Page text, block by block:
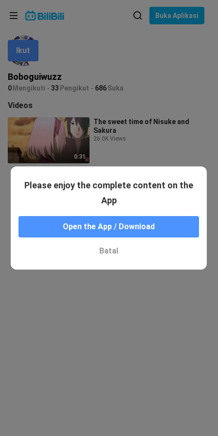
Buka Aplikasi
Boboguiwuzz
0 Mengikuti 33 Pengikut 686Suka
Ikut
Videos
0:31
The sweet time of Nisuke and
Sakura
26.0K Views
Please enjoy the complete content on the
App
Open the App / Download
Batal
Bahasa: Bahasa Melayu
In
Pilih bahasa
English
ภาษาไทย
Tiếng Việt
Bahasa Melayu